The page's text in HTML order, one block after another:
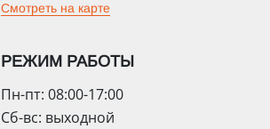
Смотреть на карте
РЕЖИМ РАБОТЫ
Пн-пт: 08:00-17:00
Сб-вс: выходной